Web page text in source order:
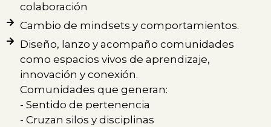
colaboración
Cambio de mindsets y comportamientos.
Diseño, lanzo y acompaño comunidades
como espacios vivos de aprendizaje,
innovación y conexión.
Comunidades que generan:
- Sentido de pertenencia
- Cruzan silos y disciplinas